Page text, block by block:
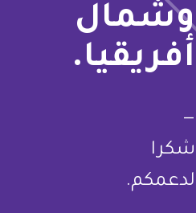
وشمال
أفريقيا.
—
شكرا
لدعمكم.